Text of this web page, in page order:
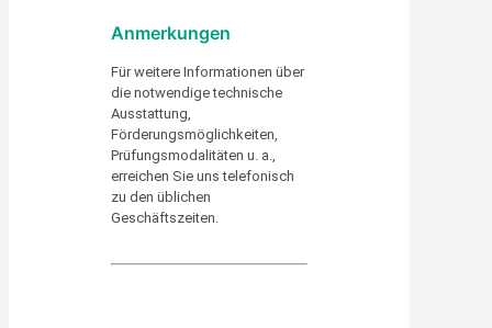
Anmerkungen
Für weitere Informationen über
die notwendige technische
Ausstattung,
Förderungsmöglichkeiten,
Prüfungsmodalitäten u. a.,
erreichen Sie uns telefonisch
zu den üblichen
Geschäftszeiten.